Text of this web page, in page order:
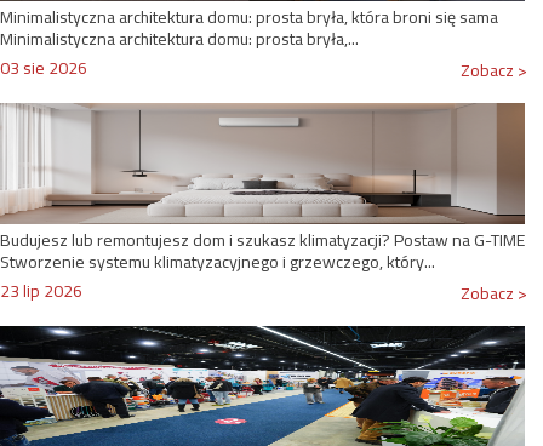
Minimalistyczna architektura domu: prosta bryła, która broni się sama
Minimalistyczna architektura domu: prosta bryła,...
03 sie 2026
Zobacz >
Budujesz lub remontujesz dom i szukasz klimatyzacji? Postaw na G-TIME
Stworzenie systemu klimatyzacyjnego i grzewczego, który...
23 lip 2026
Zobacz >